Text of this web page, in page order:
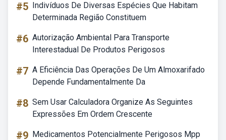
#5 Indivíduos De Diversas Espécies Que Habitam
Determinada Região Constituem
#6 Autorização Ambiental Para Transporte
Interestadual De Produtos Perigosos
#7 A Eficiência Das Operações De Um Almoxarifado
Depende Fundamentalmente Da
#8 Sem Usar Calculadora Organize As Seguintes
Expressões Em Ordem Crescente
#9 Medicamentos Potencialmente Perigosos Mpp